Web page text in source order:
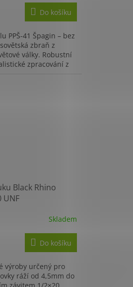
Do košíku
PPŠ-41 Špagin – bez
zbraň z
války. Robustní
zpracování z
Black Rhino
UNF
Skladem
Do košíku
výroby určený pro
ráží od 4,5mm do